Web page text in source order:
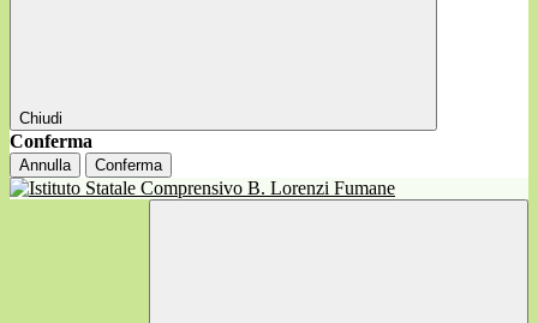
Chiudi
Conferma
Annulla Conferma